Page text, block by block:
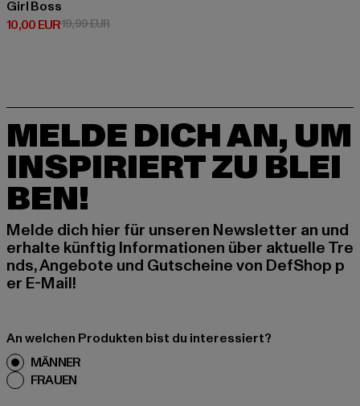
Girl Boss
10,00 EUR
Derzeitiger Preis: 10,00 EUR
19,99 EURAktionspreis: 19,99 EUR
MELDE DICH AN, UM
INSPIRIERT ZU BLEI
BEN!
Melde dich hier für unseren Newsletter an und
erhalte künftig Informationen über aktuelle Tre
nds, Angebote und Gutscheine von DefShop p
er E-Mail!
An welchen Produkten bist du interessiert?
MÄNNER
FRAUEN